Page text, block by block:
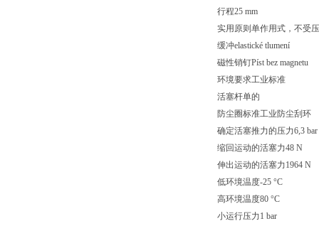
行程25 mm
实用原则单作用式，不受
缓冲elastické tlumení
磁性销钉Píst bez magnetu
环境要求工业标准
活塞杆单的
防尘圈标准工业防尘刮环
确定活塞推力的压力6,3 bar
缩回运动的活塞力48 N
伸出运动的活塞力1964 N
低环境温度-25 °C
高环境温度80 °C
小运行压力1 bar